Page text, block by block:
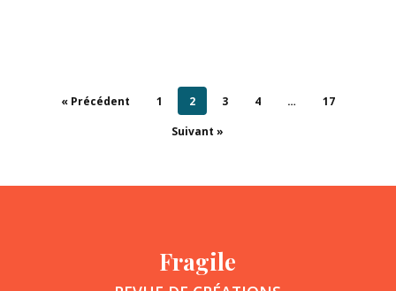
« Précédent 1 2 3 4 …
17
Suivant »
Fragile